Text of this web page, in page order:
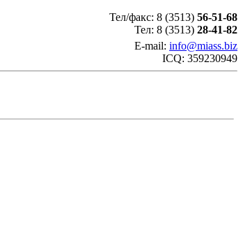
Тел/факс: 8 (3513) 56-51-68
Тел: 8 (3513) 28-41-82
E-mail: info@miass.biz
ICQ: 359230949